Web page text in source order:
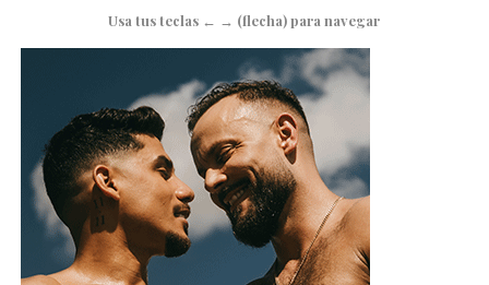
Usa tus teclas ← → (flecha) para navegar